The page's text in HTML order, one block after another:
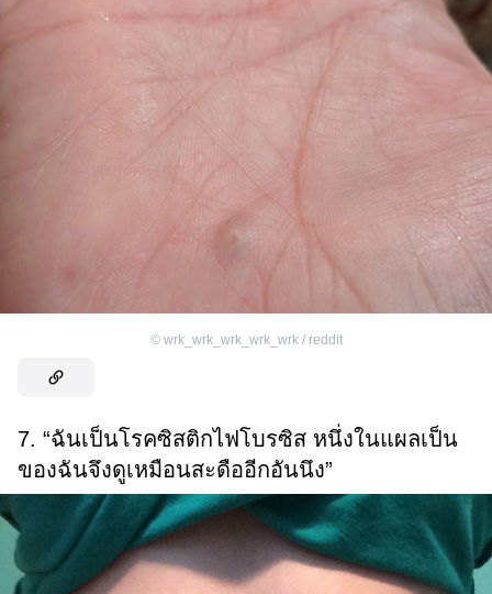
© wrk_wrk_wrk_wrk_wrk / reddit
7. “ฉันเป็นโรคซิสติกไฟโบรซิส หนึ่งในแผลเป็น
ของฉันจึงดูเหมือนสะดืออีกอันนึง”